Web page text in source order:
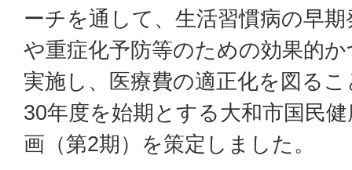
ーチを通して、生活習慣病の早
や重症化予防等のための効果的
実施し、医療費の適正化を図る
30年度を始期とする大和市国民
画（第2期）を策定しました。